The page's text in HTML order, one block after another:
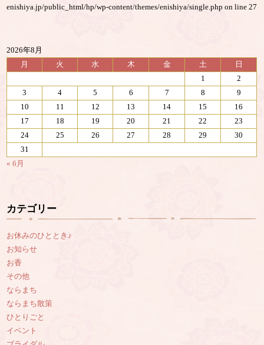
enishiya.jp/public_html/hp/wp-content/themes/enishiya/single.php on line27
2026年8月
月
火 水 木 金 土
日
1
2
3
4 5 6 7 8
9
10
11 12 13 14 15
16
17
18 19 20 21 22
23
24
25 26 27 28 29
30
31
« 6月
カテゴリー
お休みのひととき♪
お知らせ
お香
その他
ならまち
ならまち散策
ひとりごと
イベント